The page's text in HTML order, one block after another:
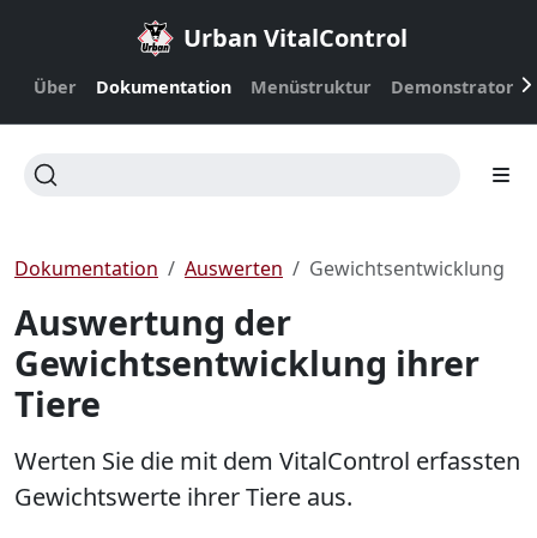
Urban VitalControl
Über Dokumentation Menüstruktur Demonstrator
Dokumentation Auswerten Gewichtsentwicklung
Auswertung der
Gewichtsentwicklung ihrer
Tiere
Werten Sie die mit dem VitalControl erfassten
Gewichtswerte ihrer Tiere aus.